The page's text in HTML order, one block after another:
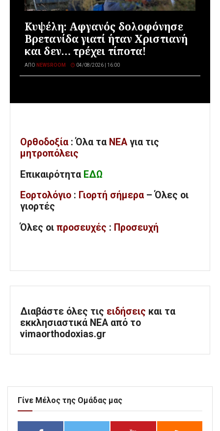
Κυψέλη: Αφγανός δολοφόνησε
Βρετανίδα γιατί ήταν Χριστιανή
και δεν… τρέχει τίποτα!
ΑΠΌ NEWSROOM 04/08/2026 | 16:00
Ορθοδοξία : Όλα τα ΝΕΑ για τις
μητροπόλεις
Επικαιρότητα ΕΔΩ
Εορτολόγιο : Γιορτή σήμερα – Όλες οι
γιορτές
Όλες οι προσευχές : Προσευχή
Διαβάστε όλες τις ειδήσεις και τα
εκκλησιαστικά ΝΕΑ από το
vimaorthodoxias.gr
Γίνε Μέλος της Ομάδας μας